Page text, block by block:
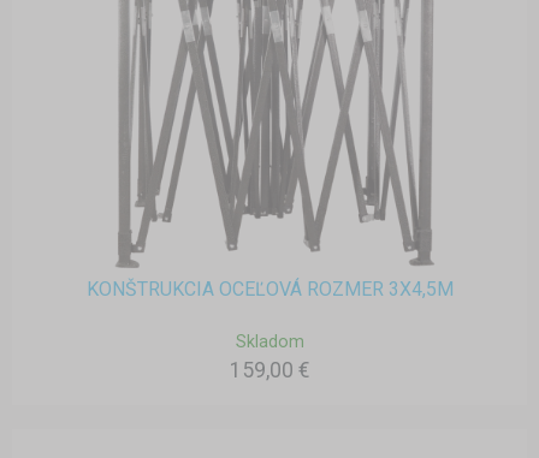
KONŠTRUKCIA OCEĽOVÁ ROZMER 3X4,5M
Skladom
159,00 €